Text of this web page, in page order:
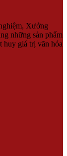
Xưởng
những sản phẩm
huy giá trị văn hóa